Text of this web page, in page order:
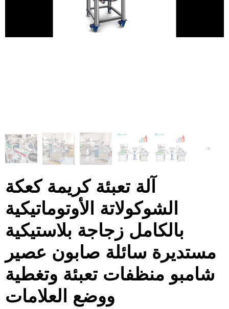
آلة تعبئة كريمة كعكة
الشوكولاتة الأوتوماتيكية
بالكامل زجاجة بلاستيكية
مستديرة سائلة صابون عصير
شامبو منظفات تعبئة وتغطية
ووضع العلامات